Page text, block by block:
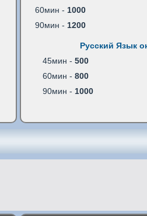
60мин - 1000
90мин - 1200
Русский Язык
45мин - 500
60мин - 800
90мин - 1000